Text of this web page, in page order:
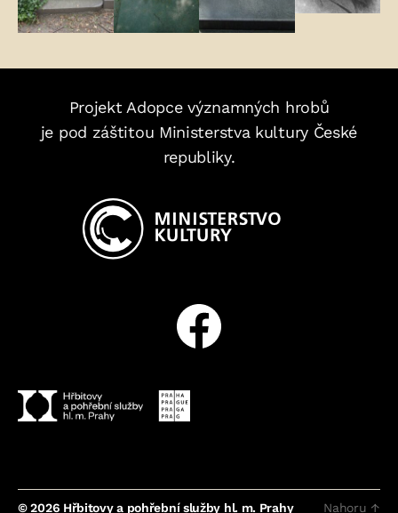
Projekt Adopce významných hrobů
je pod záštitou Ministerstva kultury České
republiky.
Facebook
© 2026 Hřbitovy a pohřební služby hl. m. Prahy Nahoru ↑